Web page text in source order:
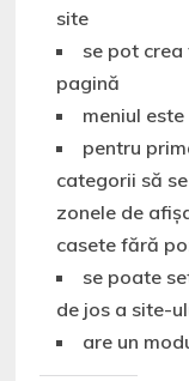
site
se pot
pagină
meniul
pentru
categorii să
zonele de
casete fără
se poate
de jos a site-
are un